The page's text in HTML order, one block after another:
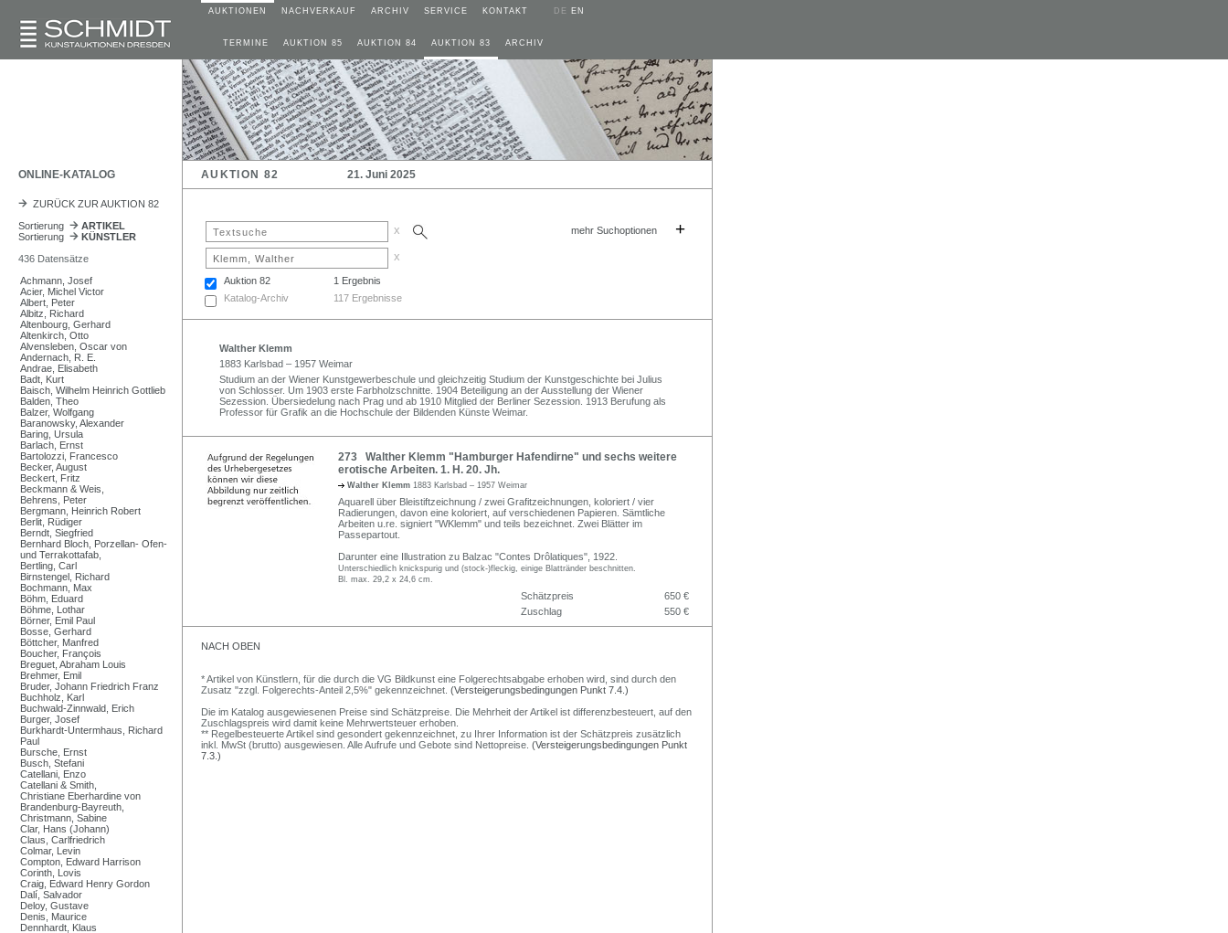
AUKTIONEN NACHVERKAUF ARCHIV SERVICE KONTAKT DE EN
TERMINE AUKTION 85 AUKTION 84 AUKTION 83 ARCHIV
ONLINE-KATALOG AUKTION 82 21. Juni 2025
ZURÜCK ZUR AUKTION 82
Sortierung
ARTIKEL
Sortierung
KÜNSTLER
436 Datensätze
Achmann, Josef
Acier, Michel Victor
Albert, Peter
Albitz, Richard
Altenbourg, Gerhard
Altenkirch, Otto
Alvensleben, Oscar von
Andernach, R. E.
Andrae, Elisabeth
Badt, Kurt
Baisch, Wilhelm Heinrich Gottlieb
Balden, Theo
Balzer, Wolfgang
Baranowsky, Alexander
Baring, Ursula
Barlach, Ernst
Bartolozzi, Francesco
Becker, August
Beckert, Fritz
Beckmann & Weis,
Behrens, Peter
Bergmann, Heinrich Robert
Berlit, Rüdiger
Berndt, Siegfried
Bernhard Bloch, Porzellan- Ofen-
und Terrakottafab,
Bertling, Carl
Birnstengel, Richard
Bochmann, Max
Böhm, Eduard
Böhme, Lothar
Börner, Emil Paul
Bosse, Gerhard
Böttcher, Manfred
Boucher, François
Breguet, Abraham Louis
Brehmer, Emil
Bruder, Johann Friedrich Franz
Buchholz, Karl
Buchwald-Zinnwald, Erich
Burger, Josef
Burkhardt-Untermhaus, Richard
Paul
Bursche, Ernst
Busch, Stefani
Catellani, Enzo
Catellani & Smith,
Christiane Eberhardine von
Brandenburg-Bayreuth,
Christmann, Sabine
Clar, Hans (Johann)
Claus, Carlfriedrich
Colmar, Levin
Compton, Edward Harrison
Corinth, Lovis
Craig, Edward Henry Gordon
Dalí, Salvador
Deloy, Gustave
Denis, Maurice
Dennhardt, Klaus
x mehr Suchoptionen +
x
Auktion 82
1 Ergebnis
Katalog-Archiv
117 Ergebnisse
Walther Klemm
1883 Karlsbad – 1957 Weimar
Studium an der Wiener Kunstgewerbeschule und gleichzeitig Studium der Kunstgeschichte bei Julius
von Schlosser. Um 1903 erste Farbholzschnitte. 1904 Beteiligung an der Ausstellung der Wiener
Sezession. Übersiedelung nach Prag und ab 1910 Mitglied der Berliner Sezession. 1913 Berufung als
Professor für Grafik an die Hochschule der Bildenden Künste Weimar.
273 Walther Klemm "Hamburger Hafendirne" und sechs weitere
erotische Arbeiten. 1. H. 20. Jh.
Walther Klemm 1883 Karlsbad – 1957 Weimar
Aquarell über Bleistiftzeichnung / zwei Grafitzeichnungen, koloriert / vier
Radierungen, davon eine koloriert, auf verschiedenen Papieren. Sämtliche
Arbeiten u.re. signiert "WKlemm" und teils bezeichnet. Zwei Blätter im
Passepartout.
Darunter eine Illustration zu Balzac "Contes Drôlatiques", 1922.
Unterschiedlich knickspurig und (stock-)fleckig, einige Blattränder beschnitten.
Bl. max. 29,2 x 24,6 cm.
Schätzpreis
650 €
Zuschlag
550 €
NACH OBEN
* Artikel von Künstlern, für die durch die VG Bildkunst eine Folgerechtsabgabe erhoben wird, sind durch den
Zusatz "zzgl. Folgerechts-Anteil 2,5%" gekennzeichnet. (Versteigerungsbedingungen Punkt 7.4.)
Die im Katalog ausgewiesenen Preise sind Schätzpreise. Die Mehrheit der Artikel ist differenzbesteuert, auf den
Zuschlagspreis wird damit keine Mehrwertsteuer erhoben.
** Regelbesteuerte Artikel sind gesondert gekennzeichnet, zu Ihrer Information ist der Schätzpreis zusätzlich
inkl. MwSt (brutto) ausgewiesen. Alle Aufrufe und Gebote sind Nettopreise. (Versteigerungsbedingungen Punkt
7.3.)